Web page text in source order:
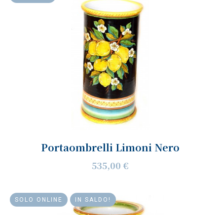
Portaombrelli Limoni Nero
535,00 €
SOLO ONLINE IN SALDO!